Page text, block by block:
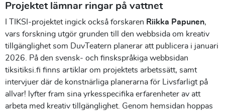
Projektet lämnar ringar på vattnet
I TIKSI-projektet ingick också forskaren Riikka Papunen,
vars forskning utgör grunden till den webbsida om kreativ
tillgänglighet som DuvTeatern planerar att publicera i januari
2026. På den svensk- och finskspråkiga webbsidan
tiksitiksi.fi finns artiklar om projektets arbetssätt, samt
intervjuer där de konstnärliga planerarna för Livsfarligt på
allvar! lyfter fram sina yrkesspecifika erfarenheter av att
arbeta med kreativ tillgänglighet. Genom hemsidan hoppas